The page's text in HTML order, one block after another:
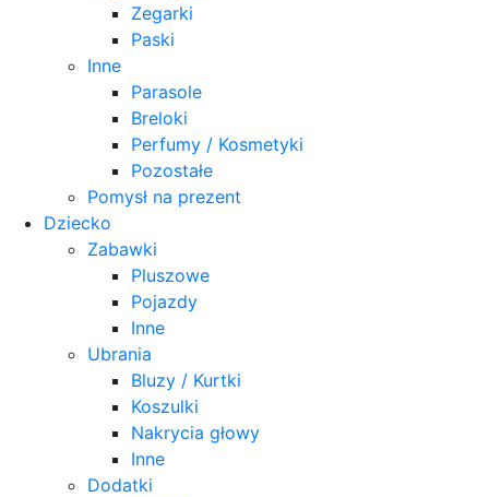
Zegarki
Paski
Inne
Parasole
Breloki
Perfumy / Kosmetyki
Pozostałe
Pomysł na prezent
Dziecko
Zabawki
Pluszowe
Pojazdy
Inne
Ubrania
Bluzy / Kurtki
Koszulki
Nakrycia głowy
Inne
Dodatki